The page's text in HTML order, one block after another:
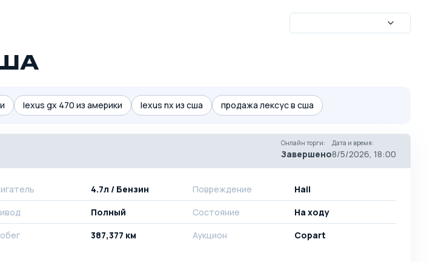
lexus gx 470 из америки lexus nx из сша продажа лексус в сша
Онлайн торги:
Завершено
Дата и время:
8/5/2026, 18:00
4.7л / Бензин
Полный
387,377 км
Повреждение
Hail
Состояние
На ходу
Аукцион
Copart